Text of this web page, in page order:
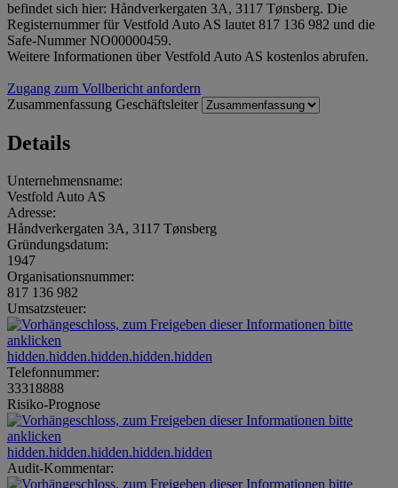
befindet sich hier: Håndverkergaten 3A, 3117 Tønsberg. Die
Registernummer für Vestfold Auto AS lautet 817 136 982 und die
Safe-Nummer NO00000459.
Weitere Informationen über Vestfold Auto AS kostenlos abrufen.
Zugang zum Vollbericht anfordern
Zusammenfassung Geschäftsleiter
Details
Unternehmensname:
Vestfold Auto AS
Adresse:
Håndverkergaten 3A, 3117 Tønsberg
Gründungsdatum:
1947
Organisationsnummer:
817 136 982
Umsatzsteuer:
hidden.hidden.hidden.hidden.hidden
Telefonnummer:
33318888
Risiko-Prognose
hidden.hidden.hidden.hidden.hidden
Audit-Kommentar: